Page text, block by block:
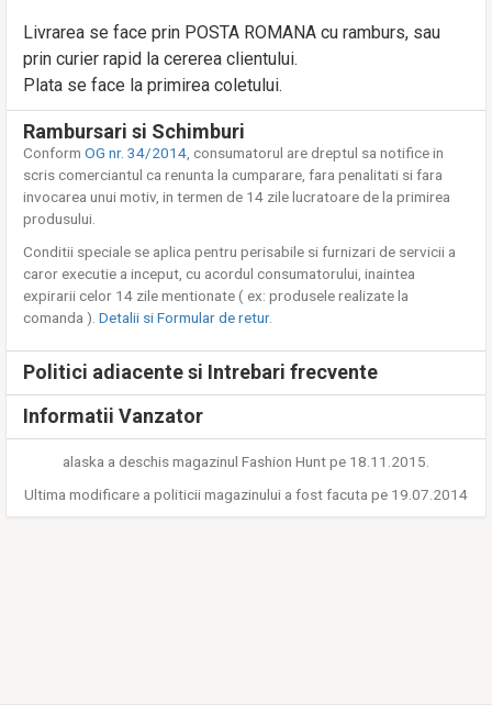
Livrarea se face prin POSTA ROMANA cu ramburs, sau
prin curier rapid la cererea clientului.
Plata se face la primirea coletului.
Rambursari si Schimburi
Conform OG nr. 34/2014 , consumatorul are dreptul sa notifice in
scris comerciantul ca renunta la cumparare, fara penalitati si fara
invocarea unui motiv, in termen de 14 zile lucratoare de la primirea
produsului.
Conditii speciale se aplica pentru perisabile si furnizari de servicii a
caror executie a inceput, cu acordul consumatorului, inaintea
expirarii celor 14 zile mentionate ( ex: produsele realizate la
comanda ). Detalii si Formular de retur.
Politici adiacente si Intrebari frecvente
Informatii Vanzator
alaska a deschis magazinul Fashion Hunt pe 18.11.2015.
Ultima modificare a politicii magazinului a fost facuta pe 19.07.2014